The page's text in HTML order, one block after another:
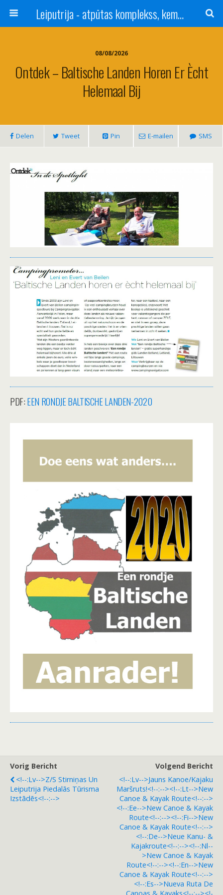
Leiputrija - atpūtas komplekss, kempings, viesu nams pie Rīgas / Camping, caravan site, bed and breakfast near Riga / Camping, caravanas, bungalows Letonia / Campingplatz, Caravanpark, Zimmer in Lettland / Kемпинг и гостевой дом к Риги
08/08/2026
Ontdek – Baltische Landen Horen Er Ècht
Helemaal Bij
Delen Tweet Pin E-mailen SMS
PDF:EEN RONDJE BALTISCHE LANDEN-2020
Vorig Bericht
<!--:lv-->Z/s Stirniņas Un
Leiputrija Piedalās Tūrisma
Izstādēs<!--:-->
Volgend Bericht
<!--:lv-->Jauns Kanoe/kajaku
Maršruts!<!--:--><!--:lt-->New
Canoe & Kayak Route<!--:-->
<!--:ee-->New Canoe & Kayak
Route<!--:--><!--:fi-->New
Canoe & Kayak Route<!--:-->
<!--:de-->Neue Kanu- &
Kajakroute<!--:--><!--:nl--
>New Canoe & Kayak
Route<!--:--><!--:en-->New
Canoe & Kayak Route<!--:-->
<!--:es-->Nueva Ruta De